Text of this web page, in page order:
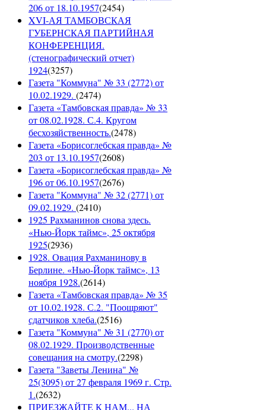
206 от 18.10.1957(2454)
XVI-АЯ ТАМБОВСКАЯ
ГУБЕРНСКАЯ ПАРТИЙНАЯ
КОНФЕРЕНЦИЯ.
(стенографический отчет)
1924(3257)
Газета "Коммуна" № 33 (2772) от
10.02.1929. (2474)
Газета «Тамбовская правда» № 33
от 08.02.1928. С.4. Кругом
бесхозяйственность.(2478)
Газета «Борисоглебская правда» №
203 от 13.10.1957(2608)
Газета «Борисоглебская правда» №
196 от 06.10.1957(2676)
Газета "Коммуна" № 32 (2771) от
09.02.1929. (2410)
1925 Рахманинов снова здесь.
«Нью-Йорк таймс», 25 октября
1925(2936)
1928. Овация Рахманинову в
Берлине. «Нью-Йорк таймс», 13
ноября 1928.(2614)
Газета «Тамбовская правда» № 35
от 10.02.1928. С.2. "Поощряют"
сдатчиков хлеба.(2516)
Газета "Коммуна" № 31 (2770) от
08.02.1929. Производственные
совещания на смотру.(2298)
Газета "Заветы Ленина" №
25(3095) от 27 февраля 1969 г. Стр.
1.(2632)
ПРИЕЗЖАЙТЕ К НАМ... НА